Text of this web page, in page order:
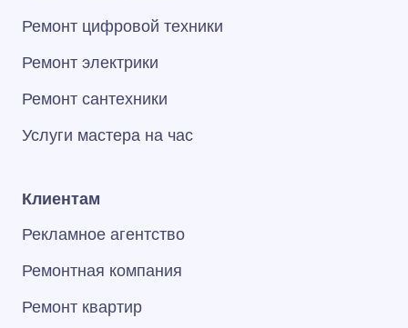
Ремонт цифровой техники
Ремонт электрики
Ремонт сантехники
Услуги мастера на час
Клиентам
Рекламное агентство
Ремонтная компания
Ремонт квартир